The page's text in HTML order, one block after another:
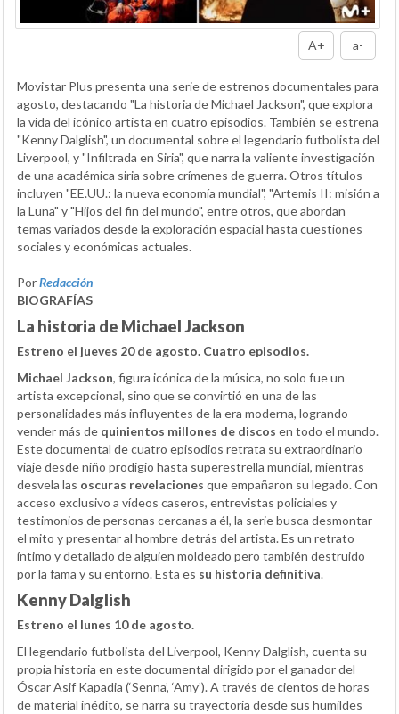
A+ a-
Movistar Plus presenta una serie de estrenos documentales para
agosto, destacando "La historia de Michael Jackson", que explora
la vida del icónico artista en cuatro episodios. También se estrena
"Kenny Dalglish", un documental sobre el legendario futbolista del
Liverpool, y "Infiltrada en Siria", que narra la valiente investigación
de una académica siria sobre crímenes de guerra. Otros títulos
incluyen "EE.UU.: la nueva economía mundial", "Artemis II: misión a
la Luna" y "Hijos del fin del mundo", entre otros, que abordan
temas variados desde la exploración espacial hasta cuestiones
sociales y económicas actuales.
PorRedacción
BIOGRAFÍAS
La historia de Michael Jackson
Estreno el jueves 20 de agosto. Cuatro episodios.
Michael Jackson, figura icónica de la música, no solo fue un
artista excepcional, sino que se convirtió en una de las
personalidades más influyentes de la era moderna, logrando
vender más de quinientos millones de discos en todo el mundo.
Este documental de cuatro episodios retrata su extraordinario
viaje desde niño prodigio hasta superestrella mundial, mientras
desvela las oscuras revelaciones que empañaron su legado. Con
acceso exclusivo a vídeos caseros, entrevistas policiales y
testimonios de personas cercanas a él, la serie busca desmontar
el mito y presentar al hombre detrás del artista. Es un retrato
íntimo y detallado de alguien moldeado pero también destruido
por la fama y su entorno. Esta es su historia definitiva.
Kenny Dalglish
Estreno el lunes 10 de agosto.
El legendario futbolista del Liverpool, Kenny Dalglish, cuenta su
propia historia en este documental dirigido por el ganador del
Óscar Asif Kapadia (‘Senna’, ‘Amy’). A través de cientos de horas
de material inédito, se narra su trayectoria desde sus humildes